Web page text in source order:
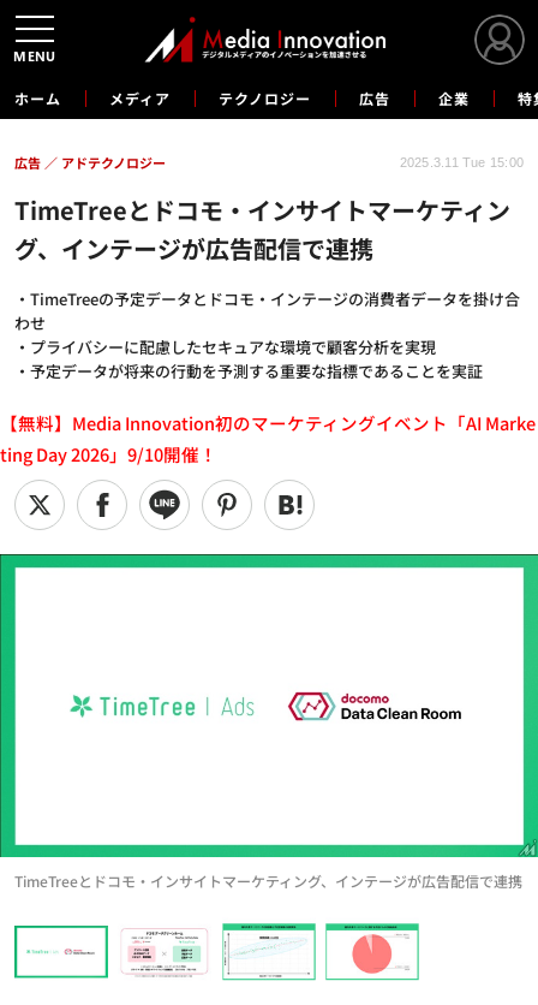
ホーム メディア テクノロジー 広告 企業 特
TimeTreeとドコモ・インサイトマーケティン
グ、インテージが広告配信で連携
・TimeTreeの予定データとドコモ・インテージの消費者データを掛け合
わせ
・プライバシーに配慮したセキュアな環境で顧客分析を実現
・予定データが将来の行動を予測する重要な指標であることを実証
広告 アドテクノロジー 2025.3.11 Tue 15:00
【無料】Media Innovation初のマーケティングイベント「AI Marke
ting Day 2026」9/10開催！
TimeTreeとドコモ・インサイトマーケティング、インテージが広告配信で連携
MENU